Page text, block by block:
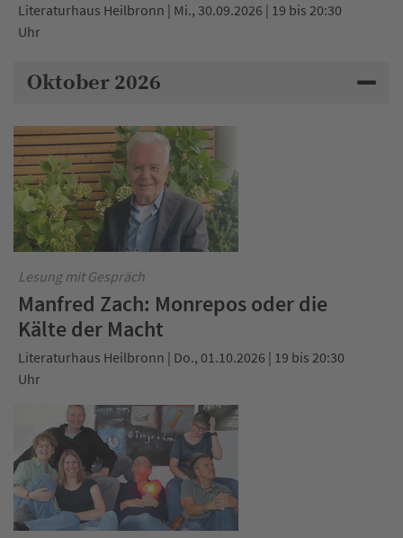
Literaturhaus Heilbronn | Mi., 30.09.2026 | 19 bis 20:30
Uhr
Oktober 2026
Lesung mit Gespräch
Manfred Zach: Monrepos oder die
Kälte der Macht
Literaturhaus Heilbronn | Do., 01.10.2026 | 19 bis 20:30
Uhr